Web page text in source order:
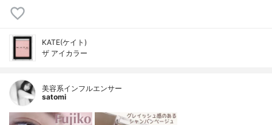
KATE(ケイト)
ザ アイカラー
美容系インフルエンサー
satomi